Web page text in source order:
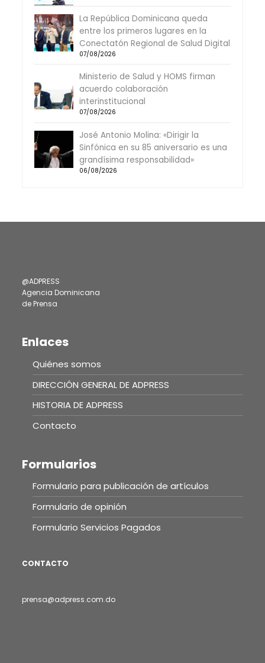
La República Dominicana queda
entre los primeros lugares en la
Conectatón Regional de Salud Digital
07/08/2026
Ministerio de Salud y HOMS firman
acuerdo colaboración
interinstitucional
07/08/2026
José Antonio Molina: «Dirigir la
Sinfónica en su 85 aniversario es una
grandísima responsabilidad»
06/08/2026
@ADPRESS
Agencia Dominicana
de Prensa
Enlaces
Quiénes somos
DIRECCIÓN GENERAL DE ADPRESS
HISTORIA DE ADPRESS
Contacto
Formularios
Formulario para publicación de artículos
Formulario de opinión
Formulario Servicios Pagados
CONTACTO
prensa@adpress.com.do